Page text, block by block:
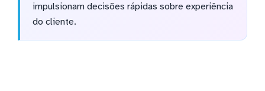
impulsionam decisões rápidas sobre experiência
do cliente.